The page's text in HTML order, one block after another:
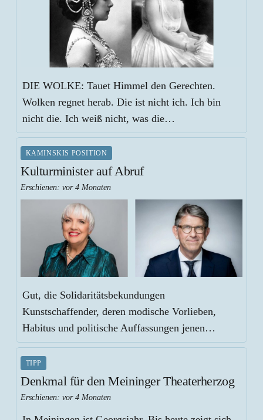
DIE WOLKE: Tauet Himmel den Gerechten.
Wolken regnet herab. Die ist nicht ich. Ich bin
nicht die. Ich weiß nicht, was die…
KAMINSKIS POSITION
Kulturminister auf Abruf
Erschienen:vor 4 Monaten
Gut, die Solidaritätsbekundungen
Kunstschaffender, deren modische Vorlieben,
Habitus und politische Auffassungen jenen…
TIPP
Denkmal für den Meininger Theaterherzog
Erschienen:vor 4 Monaten